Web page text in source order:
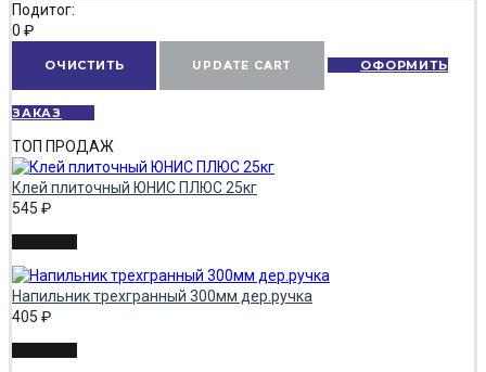
Подитог:
0 ₽
ОЧИСТИТЬ UPDATE CART ОФОРМИТЬ
ЗАКАЗ
ТОП ПРОДАЖ
Клей плиточный ЮНИС ПЛЮС 25кг
545 ₽
Напильник трехгранный 300мм дер.ручка
405 ₽